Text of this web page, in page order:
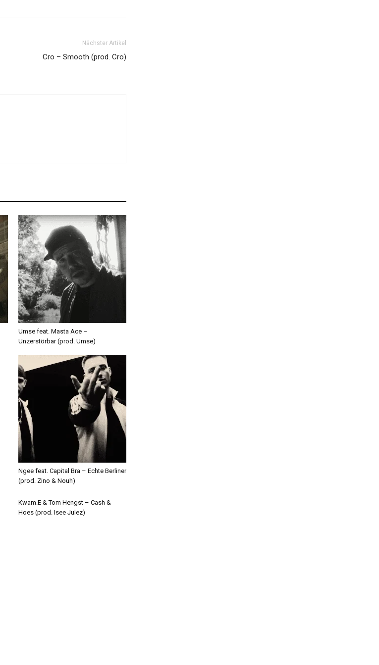
Nächster Artikel
Cro – Smooth (prod. Cro)
Umse feat. Masta Ace –
Unzerstörbar (prod. Umse)
Ngee feat. Capital Bra – Echte Berliner
(prod. Zino & Nouh)
Kwam.E & Tom Hengst – Cash &
Hoes (prod. Isee Julez)